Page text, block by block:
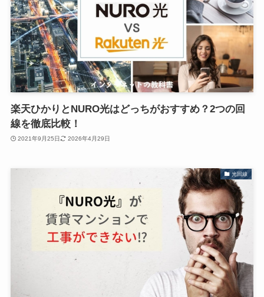
楽天ひかりとNURO光はどっちがおすすめ？2つの回
線を徹底比較！
2021年9月25日 2026年4月29日
光回線